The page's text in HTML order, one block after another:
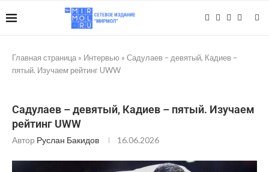
Главная страница » Интервью » Садулаев – девятый, Кадиев –
пятый. Изучаем рейтинг UWW
Садулаев – девятый, Кадиев – пятый. Изучаем
рейтинг UWW
Автор Руслан Бакидов 16.06.2026